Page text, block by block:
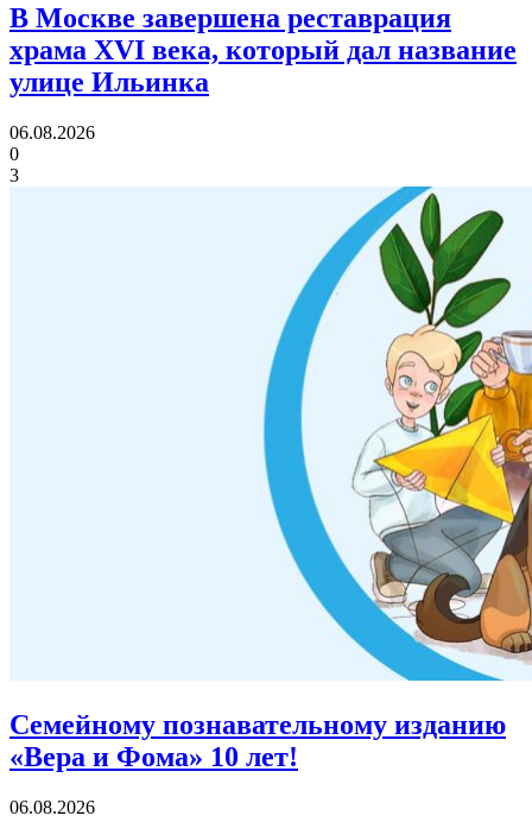
В Москве завершена реставрация
храма XVI века, который дал название
улице Ильинка
06.08.2026
0
3
Семейному познавательному изданию
«Вера и Фома» 10 лет!
06.08.2026